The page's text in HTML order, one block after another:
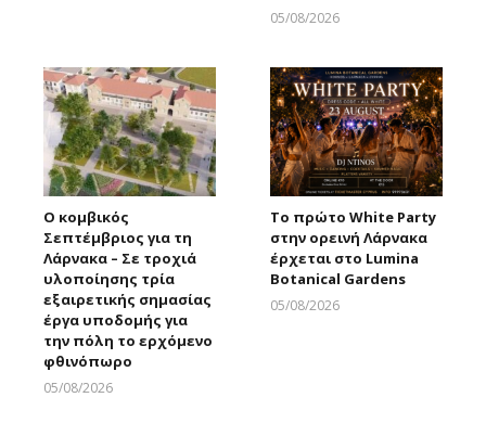
05/08/2026
Ο κομβικός
Σεπτέμβριος για τη
Λάρνακα – Σε τροχιά
υλοποίησης τρία
εξαιρετικής σημασίας
έργα υποδομής για
την πόλη το ερχόμενο
φθινόπωρο
05/08/2026
Το πρώτο White Party
στην ορεινή Λάρνακα
έρχεται στο Lumina
Botanical Gardens
05/08/2026